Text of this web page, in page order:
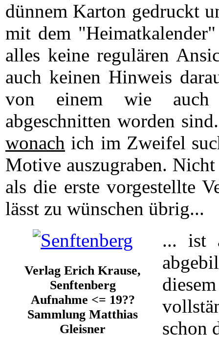
dünnem Karton gedruckt
mit dem
alles keine regulären
auch keinen Hinweis
von einem wie auch
abgeschnitten worden
wonach ich im Zweifel
Motive auszugraben.
als die erste vorgestellte
lässt zu wünschen übrig...
Verlag Erich Krause,
Senftenberg
Aufnahme <= 19??
Sammlung Matthias
Gleisner
... ist
schon